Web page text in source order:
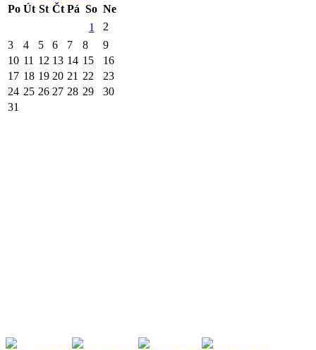
Po Út St Čt Pá So Ne
1
2
3
4 5 6 7 8
9
10 11 12 13 14 15
16
17 18 19 20 21 22
23
24 25 26 27 28 29
30
31